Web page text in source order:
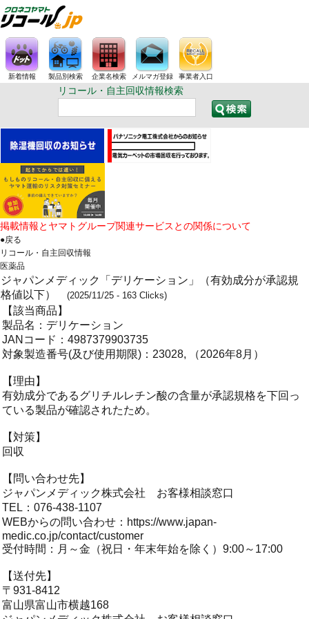
新着情報 製品別検索 企業名検索 メルマガ登録 事業者入口
リコール・自主回収情報検索
掲載情報とヤマトグループ関連サービスとの関係について
●戻る
リコール・自主回収情報
医薬品
ジャパンメディック「デリケーション」（有効成分が承認規
格値以下）
(2025/11/25 - 163 Clicks)
【該当商品】
製品名：デリケーション
JANコード：4987379903735
対象製造番号(及び使用期限)：23028, （2026年8月）
【理由】
有効成分であるグリチルレチン酸の含量が承認規格を下回っ
ている製品が確認されたため。
【対策】
回収
【問い合わせ先】
ジャパンメディック株式会社 お客様相談窓口
TEL：076-438-1107
WEBからの問い合わせ： https://www.japan-
medic.co.jp/contact/customer
受付時間：月～金（祝日・年末年始を除く）9:00～17:00
【送付先】
〒931-8412
富山県富山市横越168